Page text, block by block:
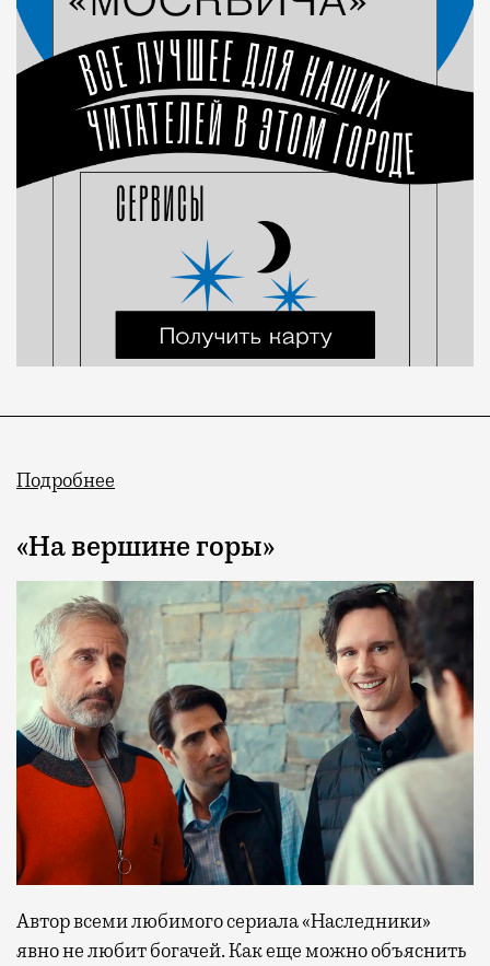
Подробнее
«На вершине горы»
Автор всеми любимого сериала «Наследники»
явно не любит богачей. Как еще можно объяснить